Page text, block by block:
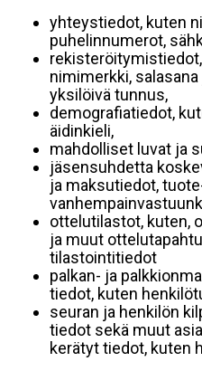
yhteystiedot, kuten
puhelinnumerot,
nimimerkki,
yksilöivä tunnus,
demografiatiedot,
äidinkieli,
mahdolliset luvat ja
jäsensuhdetta
ja maksutiedot,
ottelutilastot, kuten,
ja muut
tilastointitiedot
palkan- ja
tiedot, kuten
seuran ja henkilön
tiedot sekä muut
kerätyt tiedot, kuten